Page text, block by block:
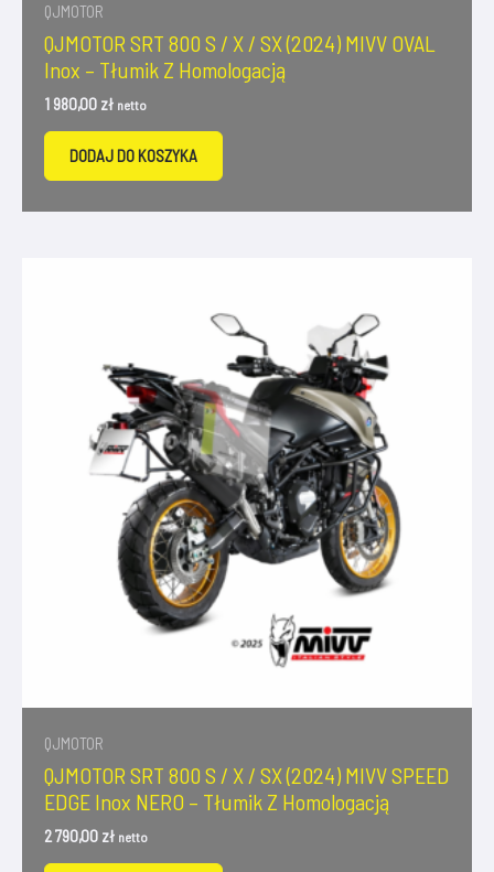
QJMOTOR
QJMOTOR SRT 800 S / X / SX (2024) MIVV OVAL
Inox – Tłumik Z Homologacją
1 980,00 zł netto
DODAJ DO KOSZYKA
QJMOTOR
QJMOTOR SRT 800 S / X / SX (2024) MIVV SPEED
EDGE Inox NERO – Tłumik Z Homologacją
2 790,00 zł netto